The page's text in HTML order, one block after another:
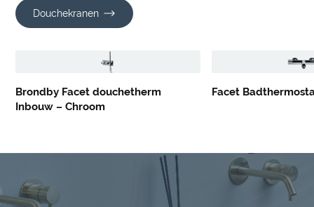
Douchekranen
Brondby Facet douchetherm
Inbouw – Chroom
Facet